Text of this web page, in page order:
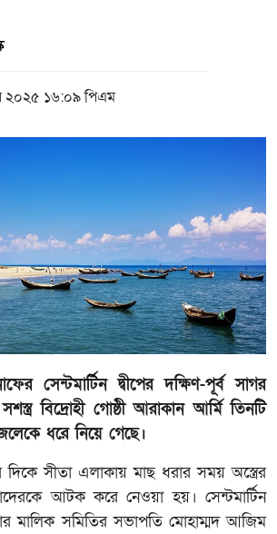
২০২৫ ১৬:০৯ পিএম
সেন্টমার্টিন দ্বীপের দক্ষিণ-পূর্ব সাগর
বিদ্রোহী গোষ্ঠী আরাকান আর্মি তিনটি
ধরে নিয়ে গেছে।
দিকে সীতা এলাকায় মাছ ধরার সময় অস্ত্রের
আটক করে নেওয়া হয়। সেন্টমার্টিন
মালিক সমিতির সভাপতি মোহাম্মদ আজিম